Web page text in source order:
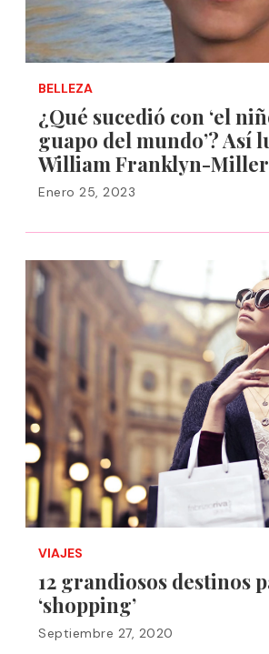
BELLEZA
¿Qué sucedió con ‘el
guapo del mundo’? Así
William Franklyn-Miller
Enero 25, 2023
VIAJES
12 grandiosos destinos
‘shopping’
Septiembre 27, 2020